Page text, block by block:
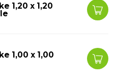
1,20 x 1,20
1,00 x 1,00